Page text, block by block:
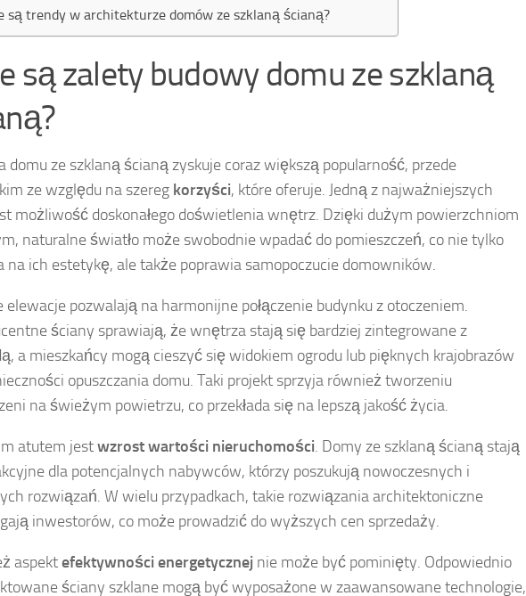
są trendy w architekturze domów ze szklaną ścianą?
są zalety budowy domu ze szklaną
domu ze szklaną ścianą zyskuje coraz większą popularność, przede
ze względu na szereg korzyści, które oferuje. Jedną z najważniejszych
możliwość doskonałego doświetlenia wnętrz. Dzięki dużym powierzchniom
naturalne światło może swobodnie wpadać do pomieszczeń, co nie tylko
na ich estetykę, ale także poprawia samopoczucie domowników.
elewacje pozwalają na harmonijne połączenie budynku z otoczeniem.
ściany sprawiają, że wnętrza stają się bardziej zintegrowane z
a mieszkańcy mogą cieszyć się widokiem ogrodu lub pięknych krajobrazów
opuszczania domu. Taki projekt sprzyja również tworzeniu
na świeżym powietrzu, co przekłada się na lepszą jakość życia.
atutem jestwzrost wartości nieruchomości. Domy ze szklaną ścianą stają
dla potencjalnych nabywców, którzy poszukują nowoczesnych i
rozwiązań. W wielu przypadkach, takie rozwiązania architektoniczne
inwestorów, co może prowadzić do wyższych cen sprzedaży.
aspektefektywności energetycznej nie może być pominięty. Odpowiednio
ściany szklane mogą być wyposażone w zaawansowane technologie,